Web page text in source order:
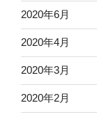
2020年6月
2020年4月
2020年3月
2020年2月